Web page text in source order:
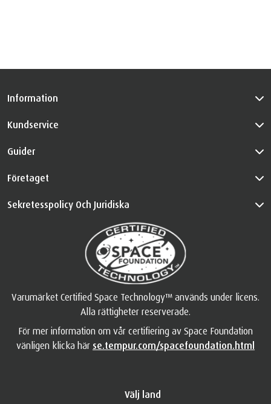
Information
Kundservice
Guider
Företaget
Sekretesspolicy Och Juridiska
Varumärket Certified Space Technology™ används under licens.
Alla rättigheter reserverade.
För mer information om vår certifiering av Space Foundation
vänligen klicka här se.tempur.com/spacefoundation.html
Välj land